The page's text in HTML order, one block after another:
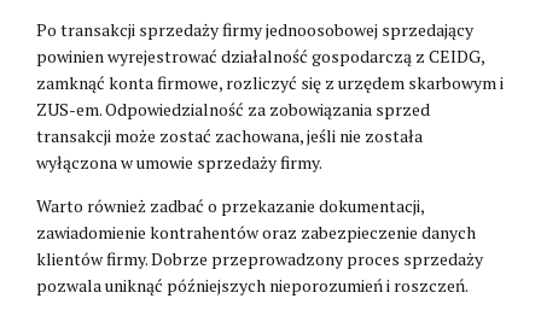
Po transakcji sprzedaży firmy jednoosobowej sprzedający
powinien wyrejestrować działalność gospodarczą z CEIDG,
zamknąć konta firmowe, rozliczyć się z urzędem skarbowym i
ZUS-em. Odpowiedzialność za zobowiązania sprzed
transakcji może zostać zachowana, jeśli nie została
wyłączona w umowie sprzedaży firmy.
Warto również zadbać o przekazanie dokumentacji,
zawiadomienie kontrahentów oraz zabezpieczenie danych
klientów firmy. Dobrze przeprowadzony proces sprzedaży
pozwala uniknąć późniejszych nieporozumień i roszczeń.